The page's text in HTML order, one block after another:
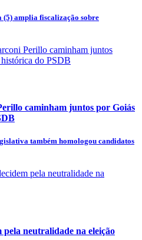
(5) amplia fiscalização sobre
caminham juntos por Goiás
também homologou candidatos
neutralidade na eleição